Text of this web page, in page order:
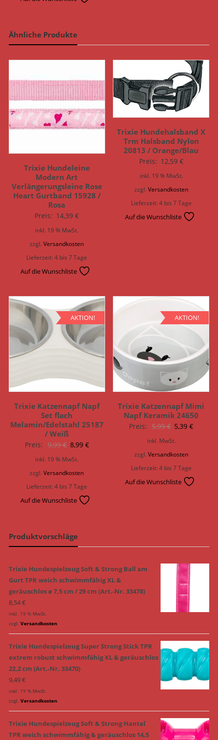
Ähnliche Produkte
Trixie Hundeleine
Modern Art
Verlängerungsleine Rose
Heart Gurtband 15928 /
Rosa
Preis: 14,39€
inkl. 19 % MwSt.
zzgl.Versandkosten
Lieferzeit:4 bis 7 Tage
Auf die Wunschliste
Trixie Hundehalsband X
Trm Halsband Nylon
20813 / Orange/Blau
Preis: 12,59 €
inkl. 19 % MwSt.
zzgl. Versandkosten
Lieferzeit:4 bis 7 Tage
Auf die Wunschliste
AKTION!
Trixie Katzennapf Napf
Set flach
Melamin/Edelstahl 25187
/ Weiß
Preis: 9,99€ Ursprünglicher
Preis
8,99 €Aktueller
inkl. 19 % MwSt.
zzgl.Versandkosten
Lieferzeit:4 bis 7 Tage
Auf die Wunschliste
AKTION!
Trixie Katzennapf Mimi
Napf Keramik 24650
Preis: 5,99€
Preis
5,39€
inkl. MwSt.
zzgl.Versandkosten
Lieferzeit:4 bis 7 Tage
Auf die Wunschliste
Produktvorschläge
Trixie Hundespielzeug Soft & Strong Ball am
Gurt TPR weich schwimmfähig XL &
geräuschlos ø 7,5 cm / 29 cm (Art.-Nr. 33478)
8,54€
inkl. 19 % MwSt.
zzgl. Versandkosten
Trixie Hundespielzeug Super Strong Stick TPR
extrem robust schwimmfähig XL & geräuschlos
22,2 cm (Art.-Nr. 33470)
9,49€
inkl. 19 % MwSt.
zzgl. Versandkosten
Trixie Hundespielzeug Soft & Strong Hantel
TPR weich schwimmfähig & geräuschlos 14,5